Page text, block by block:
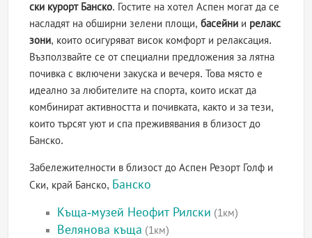
ски курорт Банско. Гостите на хотел Аспен могат да се
насладят на обширни зелени площи,басейни и релакс
зони, които осигуряват висок комфорт и релаксация.
Възползвайте се от специални предложения за лятна
почивка с включени закуска и вечеря. Това място е
идеално за любителите на спорта, които искат да
комбинират активността и почивката, както и за тези,
които търсят уют и спа преживявания в близост до
Банско.
Забележителности в близост до Аспен Резорт Голф и
Ски, край Банско, Банско
Къща-музей Неофит Рилски (1км)
Велянова къща (1км)